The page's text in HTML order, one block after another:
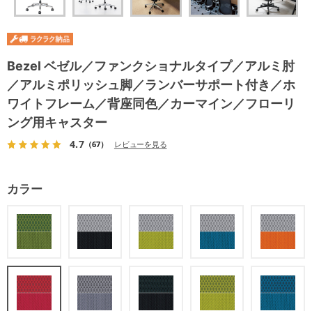
Bezel ベゼル／ファンクショナルタイプ／アルミ肘
／アルミポリッシュ脚／ランバーサポート付き／ホ
ワイトフレーム／背座同色／カーマイン／フローリ
ング用キャスター
4.7（67） レビューを見る
カラー